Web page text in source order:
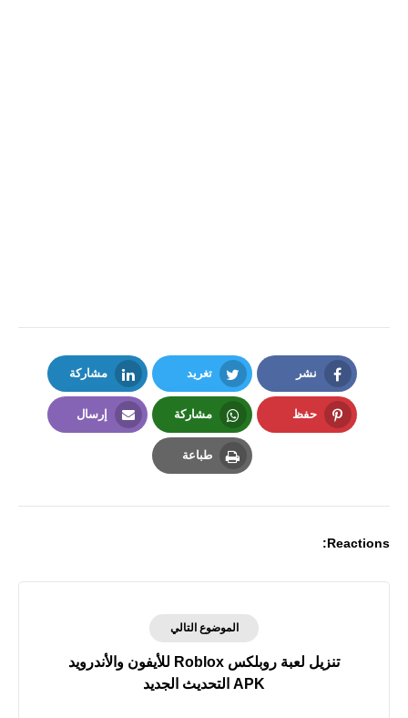
نشر
Facebook
تغريد
Twitter
مشاركة
LinkedIn
حفظ مشاركة
Whatsapp
إرسال
طباعة
Reactions:
الموضوع التالي
تنزيل لعبة روبلكس Roblox للأيفون والأندرويد
APK التحديث الجديد